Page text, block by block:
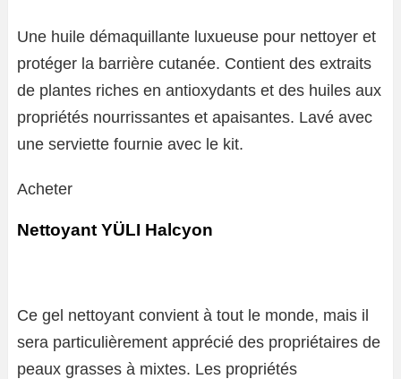
Une huile démaquillante luxueuse pour nettoyer et
protéger la barrière cutanée. Contient des extraits
de plantes riches en antioxydants et des huiles aux
propriétés nourrissantes et apaisantes. Lavé avec
une serviette fournie avec le kit.
Acheter
Nettoyant YÜLI Halcyon
Ce gel nettoyant convient à tout le monde, mais il
sera particulièrement apprécié des propriétaires de
peaux grasses à mixtes. Les propriétés